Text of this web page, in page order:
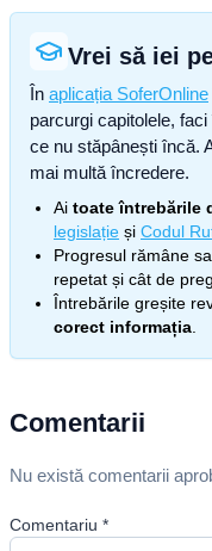
Vrei să iei
În aplicația SoferOnline
parcurgi capitolele,
ce nu stăpânești încă.
mai multă încredere.
Ai toate întrebările
legislație și Codul
Progresul rămâne
repetat și cât de
Întrebările greșite
corect informația
Comentarii
Nu există comentarii
Comentariu *